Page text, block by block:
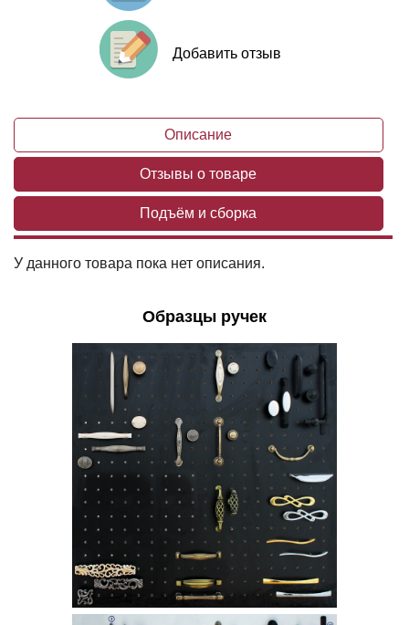
Добавить отзыв
Описание
Отзывы о товаре
Подъём и сборка
У данного товара пока нет описания.
Образцы ручек